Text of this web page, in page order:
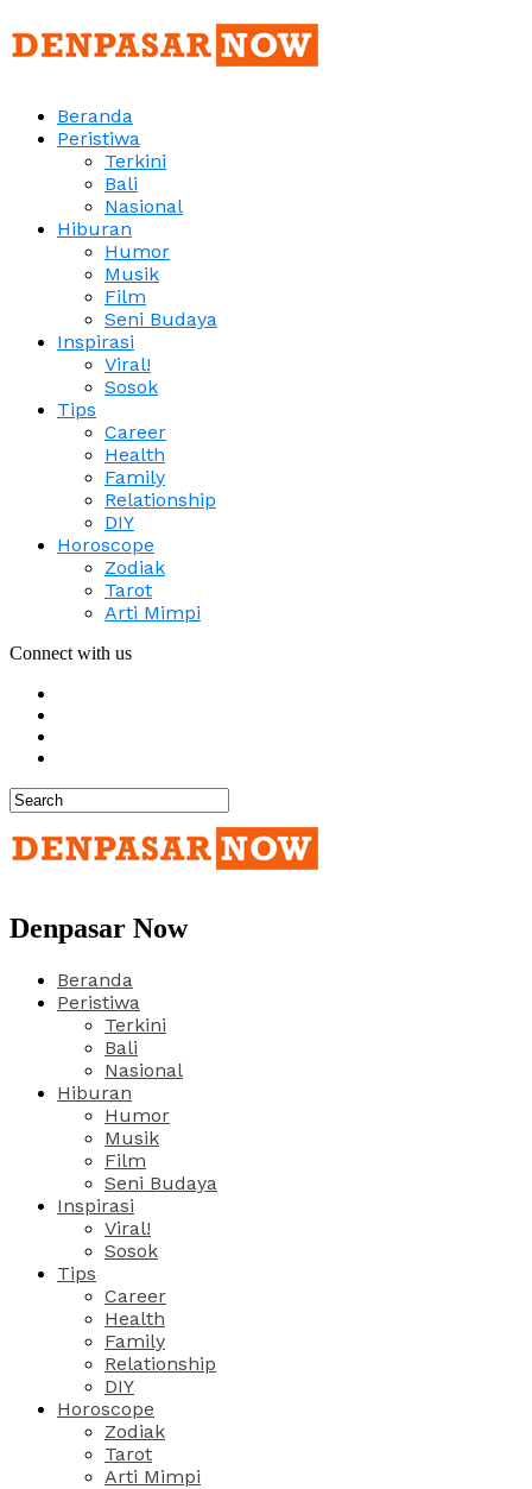
Beranda
Peristiwa
Terkini
Bali
Nasional
Hiburan
Humor
Musik
Film
Seni Budaya
Inspirasi
Viral!
Sosok
Tips
Career
Health
Family
Relationship
DIY
Horoscope
Zodiak
Tarot
Arti Mimpi
Connect with us
Denpasar Now
Beranda
Peristiwa
Terkini
Bali
Nasional
Hiburan
Humor
Musik
Film
Seni Budaya
Inspirasi
Viral!
Sosok
Tips
Career
Health
Family
Relationship
DIY
Horoscope
Zodiak
Tarot
Arti Mimpi